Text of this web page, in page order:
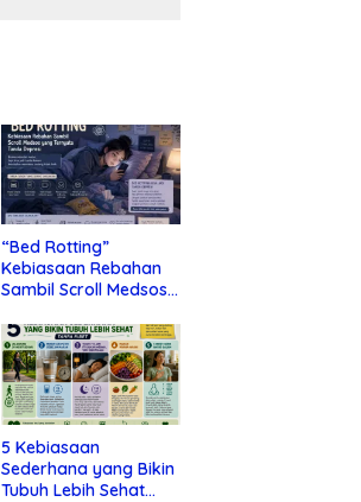
“Bed Rotting”
Kebiasaan Rebahan
Sambil Scroll Medsos
Depresi
5 Kebiasaan
Sederhana yang Bikin
Tubuh Lebih Sehat